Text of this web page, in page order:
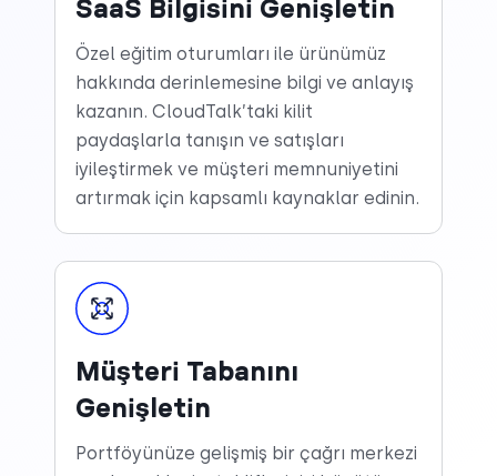
SaaS Bilgisini Genişletin
Özel eğitim oturumları ile ürünümüz
hakkında derinlemesine bilgi ve anlayış
kazanın. CloudTalk’taki kilit
paydaşlarla tanışın ve satışları
iyileştirmek ve müşteri memnuniyetini
artırmak için kapsamlı kaynaklar edinin.
Müşteri Tabanını
Genişletin
Portföyünüze gelişmiş bir çağrı merkezi